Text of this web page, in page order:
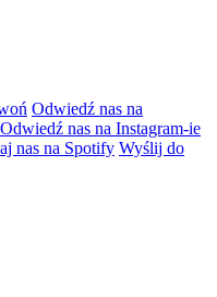
Odwiedź nas na
Odwiedź nas na Instagram-ie
nas na Spotify Wyślij do